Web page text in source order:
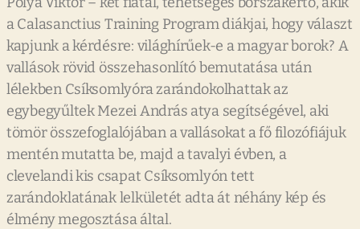
a Calasanctius Training Program diákjai, hogy választ
kapjunk a kérdésre: világhírűek-e a magyar borok? A
vallások rövid összehasonlító bemutatása után
lélekben Csíksomlyóra zarándokolhattak az
egybegyűltek Mezei András atya segítségével, aki
tömör összefoglalójában a vallásokat a fő filozófiájuk
mentén mutatta be, majd a tavalyi évben, a
clevelandi kis csapat Csíksomlyón tett
zarándoklatának lelkületét adta át néhány kép és
élmény megosztása által.